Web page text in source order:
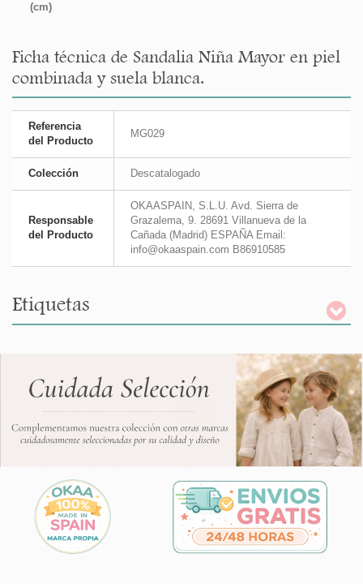
(cm)
Ficha técnica de Sandalia Niña Mayor en piel
combinada y suela blanca.
Referencia
del Producto
MG029
Colección Descatalogado
Responsable
del Producto
OKAASPAIN, S.L.U. Avd. Sierra de
Grazalema, 9. 28691 Villanueva de la
Cañada (Madrid) ESPAÑA Email:
info@okaaspain.com B86910585
Etiquetas